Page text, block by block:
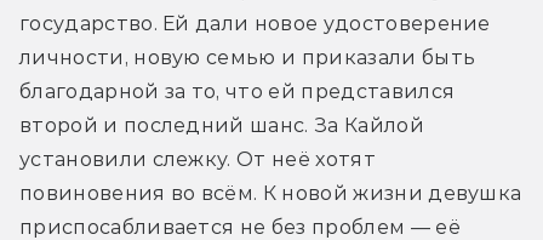
государство. Ей дали новое удостоверение
личности, новую семью и приказали быть
благодарной за то, что ей представился
второй и последний шанс. За Кайлой
установили слежку. От неё хотят
повиновения во всём. К новой жизни девушка
приспосабливается не без проблем — её